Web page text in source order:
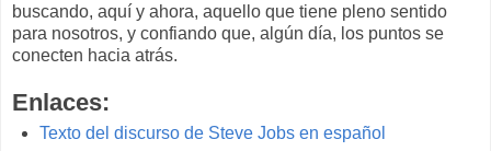
buscando, aquí y ahora, aquello que tiene pleno sentido
para nosotros, y confiando que, algún día, los puntos se
conecten hacia atrás.
Enlaces:
Texto del discurso de Steve Jobs en español